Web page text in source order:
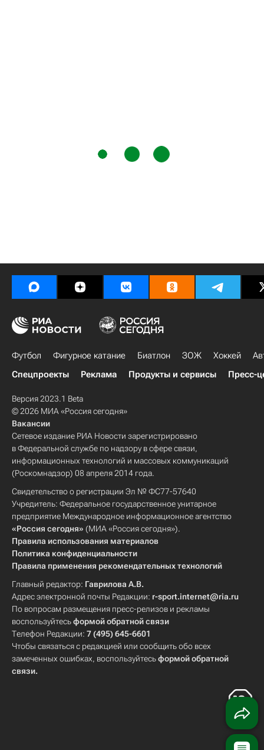
Футбол Фигурное катание Биатлон ЗОЖ Хоккей
Спецпроекты
Реклама Продукты и сервисы Пресс-
Версия 2023.1 Beta
© 2026 МИА «Россия сегодня»
Вакансии
Сетевое издание РИА Новости зарегистрировано
в Федеральной службе по надзору в сфере связи,
информационных технологий и массовых коммуникаций
(Роскомнадзор) 08 апреля 2014 года.
Свидетельство о регистрации Эл № ФС77-57640
Учредитель: Федеральное государственное унитарное
предприятие Международное информационное агентство
«Россия сегодня» (МИА «Россия сегодня»).
Правила использования материалов
Политика конфиденциальности
Правила применения рекомендательных технологий
Главный редактор: Гаврилова А.В.
Адрес электронной почты Редакции: r-sport.internet@ria.ru
По вопросам размещения пресс-релизов и рекламы
воспользуйтесьформой обратной связи
Телефон Редакции: 7 (495) 645-6601
Чтобы связаться с редакцией или сообщить обо всех
замеченных ошибках, воспользуйтесьформой обратной
связи.